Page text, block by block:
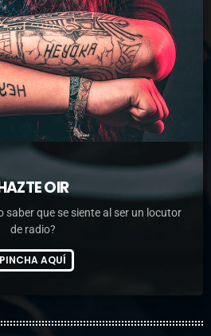
OIR
saber que se siente al ser un locutor
de radio?
PINCHA AQUÍ